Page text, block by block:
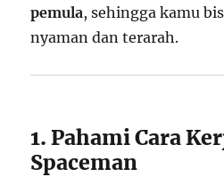
pemula, sehingga kamu
nyaman dan terarah.
1. Pahami Cara
Spaceman